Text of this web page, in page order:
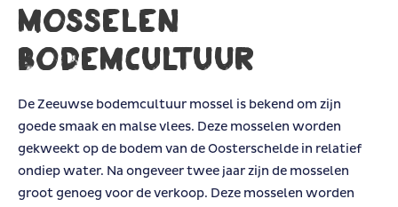
Mosselen
bodemcultuur
De Zeeuwse bodemcultuur mossel is bekend om zijn
goede smaak en malse vlees. Deze mosselen worden
gekweekt op de bodem van de Oosterschelde in relatief
ondiep water. Na ongeveer twee jaar zijn de mosselen
groot genoeg voor de verkoop. Deze mosselen worden